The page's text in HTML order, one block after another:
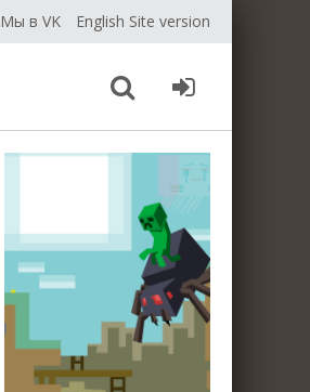
Мы в VK English Site version